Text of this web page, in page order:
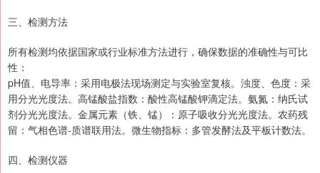
三、检测方法
所有检测均依据国家或行业标准方法进行，确保数据的准确性与可比
性：
pH值、电导率：采用电极法现场测定与实验室复核。浊度、色度：采
用分光光度法。高锰酸盐指数：酸性高锰酸钾滴定法。氨氮：纳氏试
剂分光光度法。金属元素（铁、锰）：原子吸收分光光度法。农药残
留：气相色谱-质谱联用法。微生物指标：多管发酵法及平板计数法。
四、检测仪器